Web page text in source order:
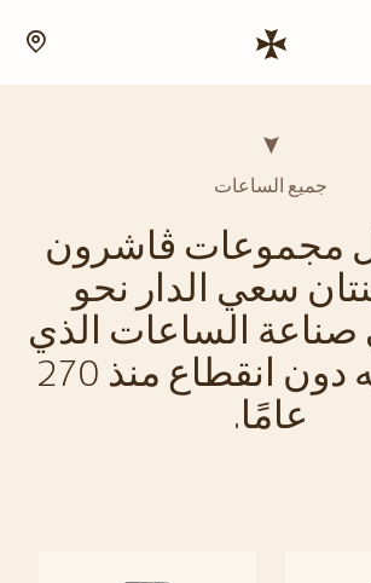
جميع الساعات
مجموعات ڤاشرون
سعي الدار نحو
صناعة الساعات الذي
دأبت عليه دون انقطاع منذ 270
عامًا.